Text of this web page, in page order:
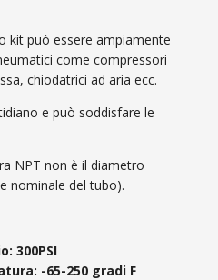
kit può essere ampiamente
come compressori
chiodatrici ad aria ecc.
e può soddisfare le
NPT non è il diametro
nominale del tubo).
300PSI
-65-250 gradi F